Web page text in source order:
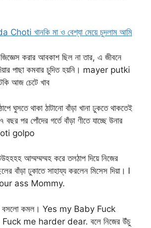
খানকি মা ও বেশ্যা মেয়ে চুদলাম আমি
জিজ্ঞেস করার আবকাশ ছিল না তার, এ জীবনে
পাছা কমবার চুদিত হয়নি। mayer putki
আজ চেটে খাব
ঘুসতে থাকা ঠাটানো বাঁড়া খানা ঢুকতে থাকতেই
বছর পর পোঁদের গর্তে বাঁড়া ণীতে যাচ্ছে উনার
coti golpo
আম্মম্মম্মহ করে তলঠাপ দিয়ে নিজের
বাঁড়া ঢুকাতে সাহায্য করলেন মিসেস দিয়া। I
ass Mommy.
বসলো কমল। Yes my Baby Fuck
me harder dear. বলে নিজের উঁচু